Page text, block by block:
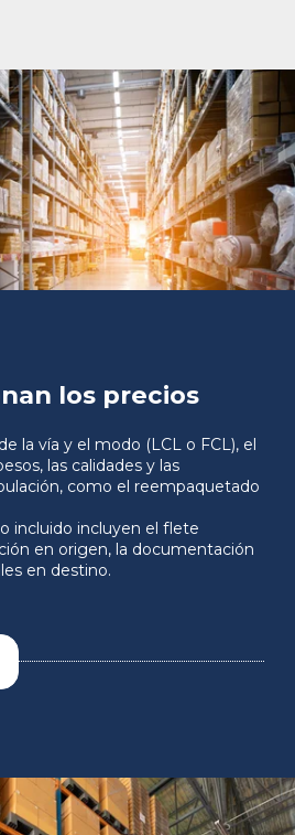
los precios
la vía y el modo (LCL o FCL), el
las calidades y las
como el reempaquetado
incluido incluyen el flete
en origen, la documentación
en destino.